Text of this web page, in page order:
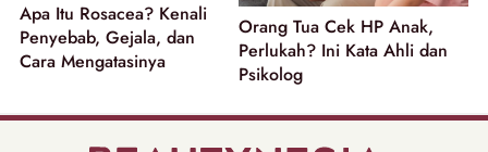
Apa Itu Rosacea? Kenali
Penyebab, Gejala, dan
Cara Mengatasinya
Orang Tua Cek HP Anak,
Perlukah? Ini Kata Ahli dan
Psikolog